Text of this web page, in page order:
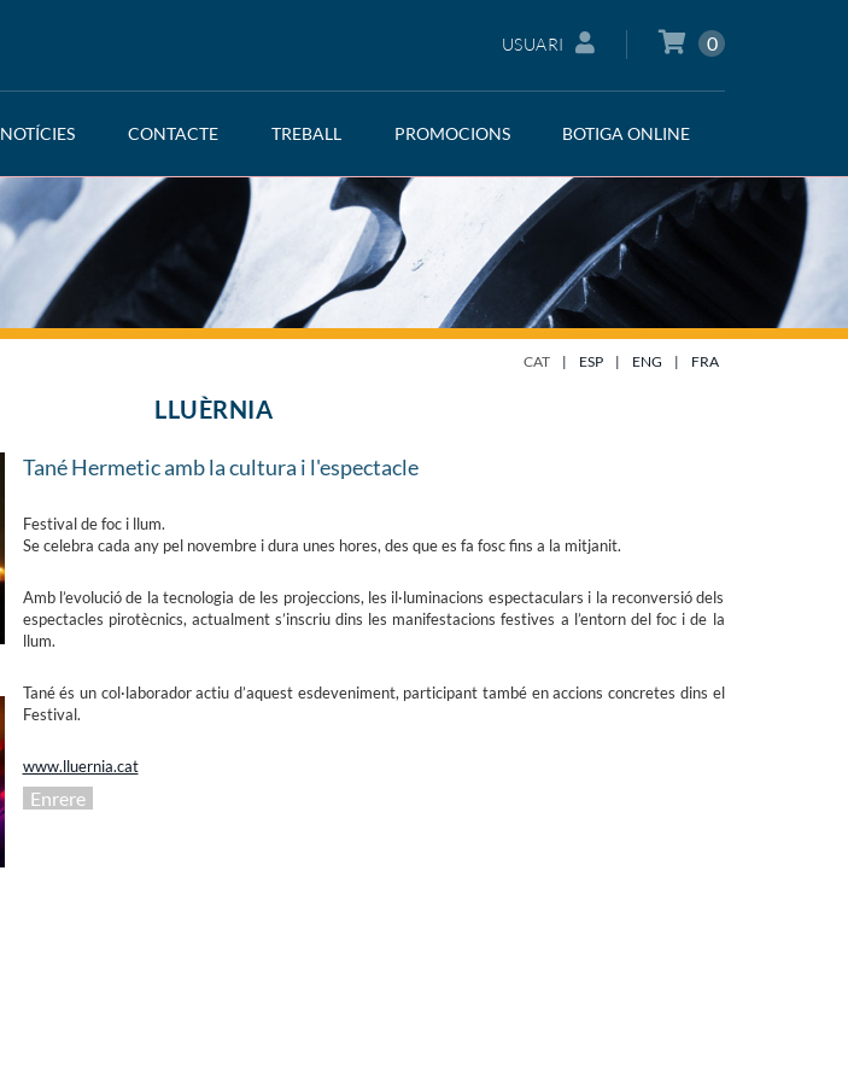
USUARI 0
NOTÍCIES CONTACTE TREBALL PROMOCIONS BOTIGA ONLINE
CAT | ESP | ENG | FRA
LLUÈRNIA
Tané Hermetic amb la cultura i l'espectacle
Festival de foc i llum.
Se celebra cada any pel novembre i dura unes hores, des que es fa fosc fins a la mitjanit.
Amb l’evolució de la tecnologia de les projeccions, les il·luminacions espectaculars i la reconversió dels
espectacles pirotècnics, actualment s’inscriu dins les manifestacions festives a l’entorn del foc i de la
llum.
Tané és un col·laborador actiu d’aquest esdeveniment, participant també en accions concretes dins el
Festival.
www.lluernia.cat
Enrere